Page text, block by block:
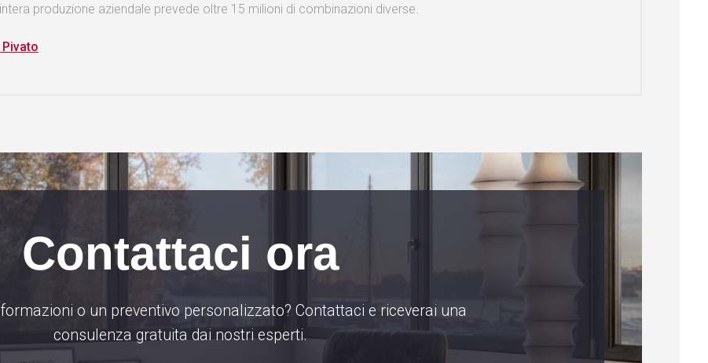
produzione aziendale prevede oltre 15 milioni di combinazioni diverse.
Contattaci ora
o un preventivo personalizzato? Contattaci e riceverai una
consulenza gratuita dai nostri esperti.